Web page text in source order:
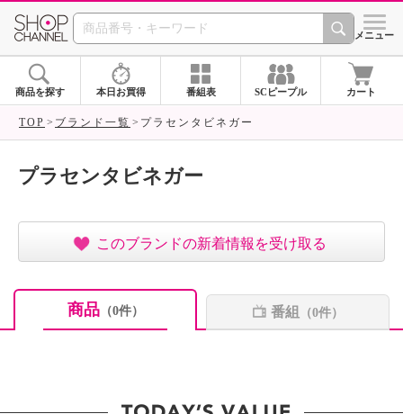
SHOP CHANNEL ショッ
メニュー
商品を探す 本日お買得 番組表 SCピープル カート
TOP ブランド一覧 プラセンタビネガー
プラセンタビネガー
このブランドの新着情報を受け取る
商品（0件） 番組 （0件）